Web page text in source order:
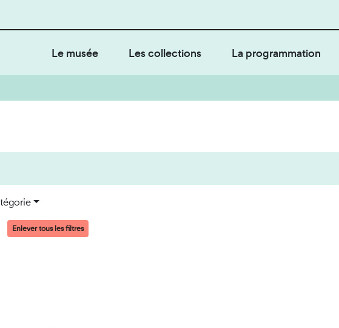
Le musée Les collections La programmation
Enlever tous les filtres
bandeau des cookies